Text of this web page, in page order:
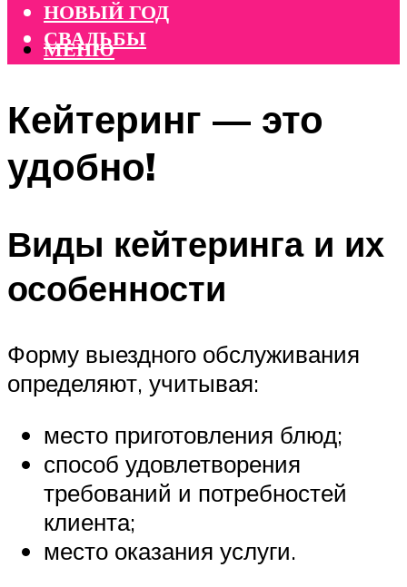
НОВЫЙ ГОД
СВАДЬБЫ
МЕНЮ
Кейтеринг — это
удобно!
Виды кейтеринга и их
особенности
Форму выездного обслуживания
определяют, учитывая:
место приготовления блюд;
способ удовлетворения
требований и потребностей
клиента;
место оказания услуги.